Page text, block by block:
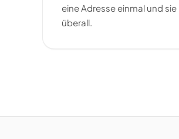
eine Adresse einmal und
überall.